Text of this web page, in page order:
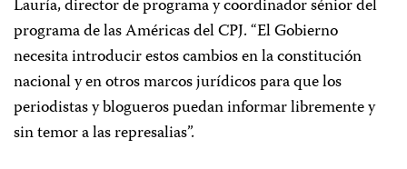
Lauría, director de programa y coordinador sénior del
programa de las Américas del CPJ. “El Gobierno
necesita introducir estos cambios en la constitución
nacional y en otros marcos jurídicos para que los
periodistas y blogueros puedan informar libremente y
sin temor a las represalias”.